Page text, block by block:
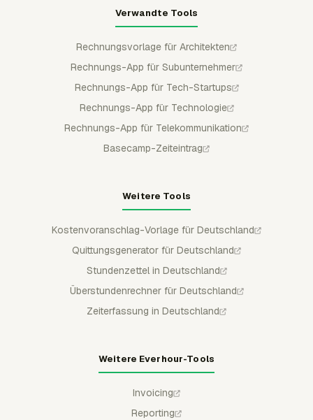
Verwandte Tools
Rechnungsvorlage für Architekten
Rechnungs-App für Subunternehmer
Rechnungs-App für Tech-Startups
Rechnungs-App für Technologie
Rechnungs-App für Telekommunikation
Basecamp-Zeiteintrag
Weitere Tools
Kostenvoranschlag-Vorlage für Deutschland
Quittungsgenerator für Deutschland
Stundenzettel in Deutschland
Überstundenrechner für Deutschland
Zeiterfassung in Deutschland
Weitere Everhour-Tools
Invoicing
Reporting